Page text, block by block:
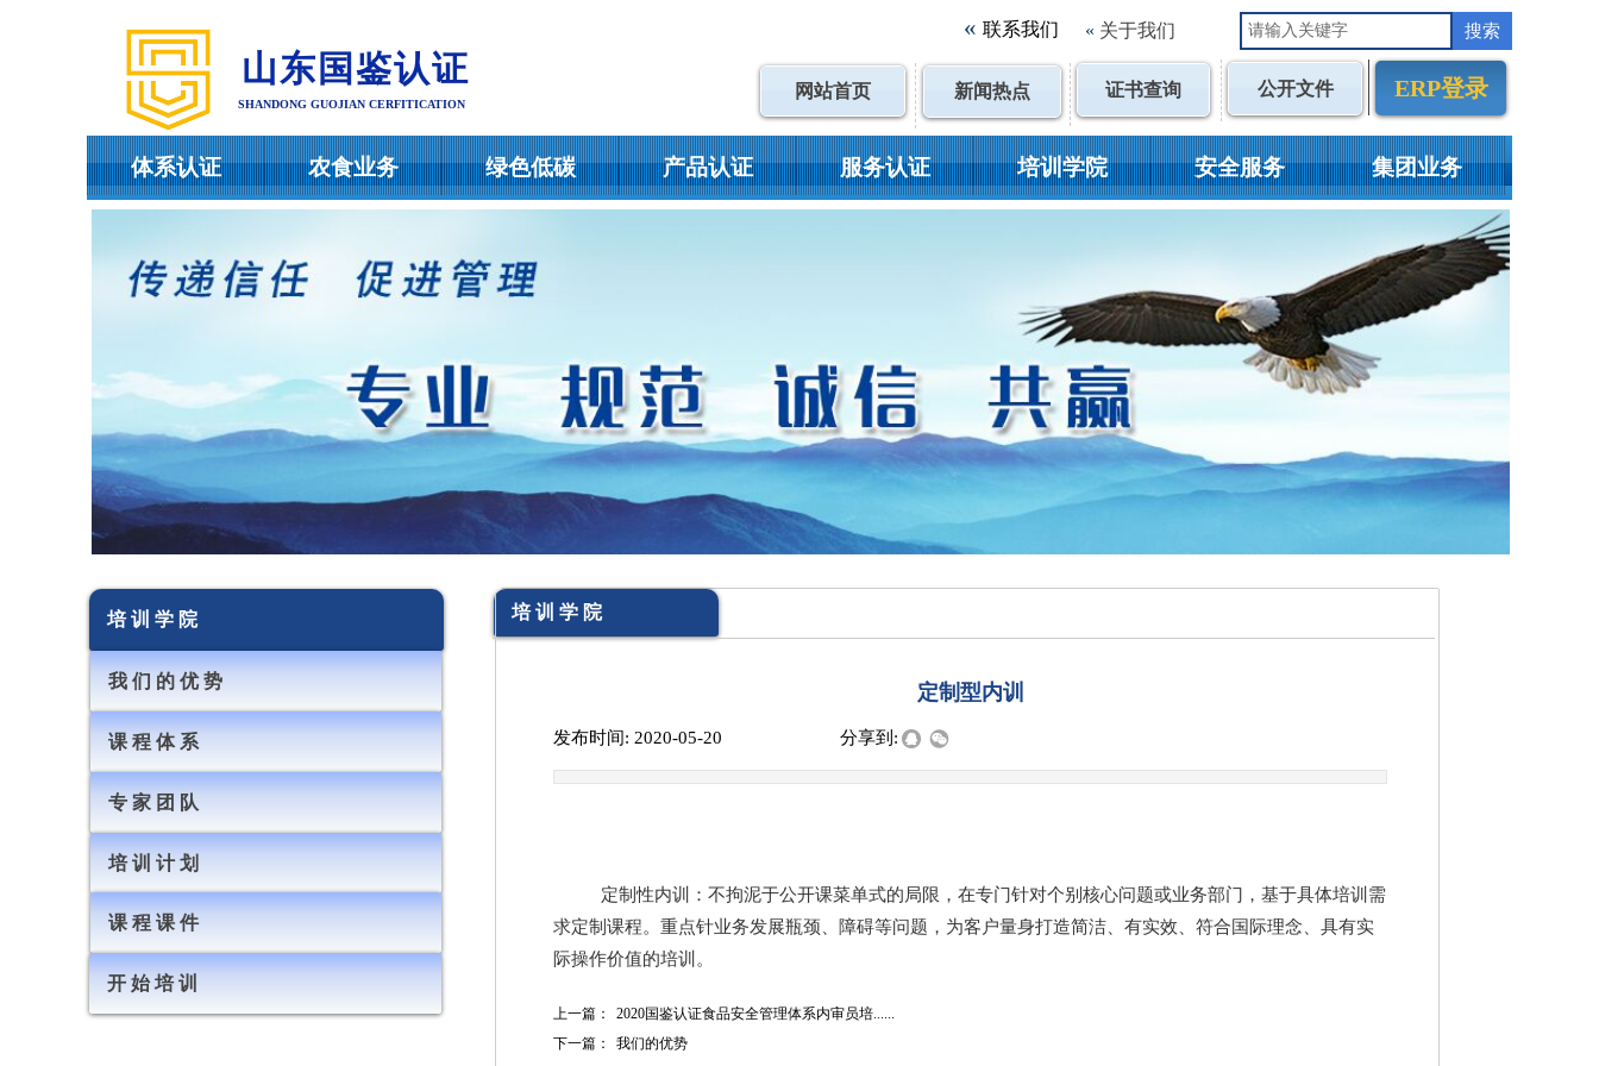
« 联系我们 搜索
« 关于我们
山东国鉴认证 ERP登录
公开文件
证书查询
新闻热点
网站首页
SHANDONG GUOJIAN CERFITICATION
体系认证 农食业务 绿色低碳 产品认证 服务认证 培训学院 安全服务 集团业务
培 训 学 院
培 训 学 院
我 们 的 优 势 定制型内训
发布时间: 2020-05-20 分享到:
定制性内训：不拘泥于公开课菜单式的局限，在专门针对个别核心问题或业务部门，基于具体培训需
求定制课程。重点针业务发展瓶颈、障碍等问题，为客户量身打造简洁、有实效、符合国际理念、具有实
际操作价值的培训。
上一篇：
2020国鉴认证食品安全管理体系内审员培......
下一篇：
我们的优势
课 程 体 系
专 家 团 队
培 训 计 划
课 程 课 件
开 始 培 训